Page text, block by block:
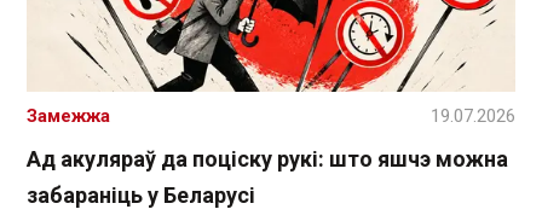
Ад акуляраў да поціску рукі: што яшчэ можна
забараніць у Беларусі
Замежжа 19.07.2026